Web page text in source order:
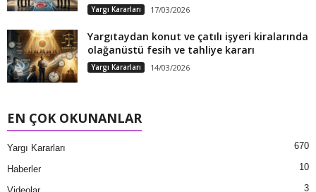
Yargı Kararları 17/03/2026
Yargıtaydan konut ve çatılı işyeri kiralarında
olağanüstü fesih ve tahliye kararı
Yargı Kararları 14/03/2026
EN ÇOK OKUNANLAR
Yargı Kararları 670
Haberler 10
3